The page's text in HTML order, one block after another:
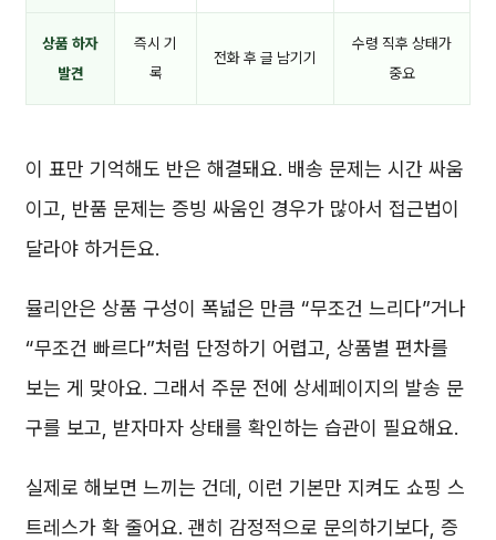
상품 하자
발견
즉시 기
록
전화 후 글 남기기
수령 직후 상태가
중요
이 표만 기억해도 반은 해결돼요. 배송 문제는 시간 싸움
이고, 반품 문제는 증빙 싸움인 경우가 많아서 접근법이
달라야 하거든요.
뮬리안은 상품 구성이 폭넓은 만큼 “무조건 느리다”거나
“무조건 빠르다”처럼 단정하기 어렵고, 상품별 편차를
보는 게 맞아요. 그래서 주문 전에 상세페이지의 발송 문
구를 보고, 받자마자 상태를 확인하는 습관이 필요해요.
실제로 해보면 느끼는 건데, 이런 기본만 지켜도 쇼핑 스
트레스가 확 줄어요. 괜히 감정적으로 문의하기보다, 증